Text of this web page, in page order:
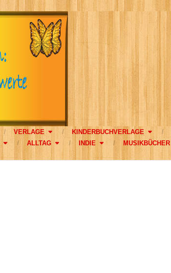
VERLAGE KINDERBUCHVERLAGE
ALLTAG INDIE MUSIKBÜCHER